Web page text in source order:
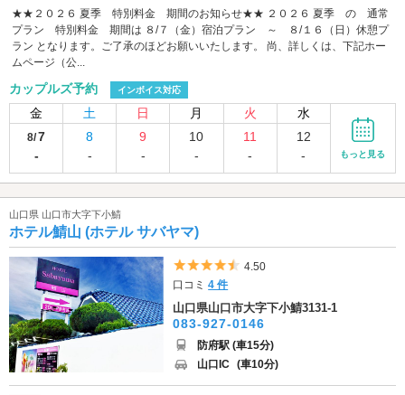
★★２０２６ 夏季 特別料金 期間のお知らせ★★ ２０２６ 夏季 の 通常
プラン 特別料金 期間は ８/７（金）宿泊プラン ～ ８/１６（日）休憩プ
ラン となります。ご了承のほどお願いいたします。 尚、詳しくは、下記ホー
ムページ（公...
カップルズ予約 インボイス対応
金 土 日 月 火 水
8/7
-
8
-
9
-
10
-
11
-
12
-
もっと見る
山口県 山口市大字下小鯖
ホテル鯖山 (ホテル サバヤマ)
5つ星のうち4.5
4.50
口コミ4 件
山口県山口市大字下小鯖3131-1
083-927-0146
防府駅 (車15分)
山口IC (車10分)